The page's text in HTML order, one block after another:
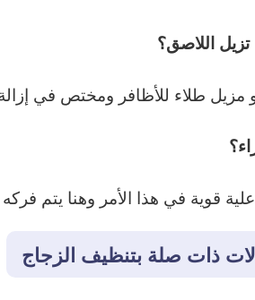
تزيل اللاصق؟
مزيل طلاء للأظافر ومختص في
قوية في هذا الأمر وهنا يتم
ذات صلة بتنظيف الزجاج